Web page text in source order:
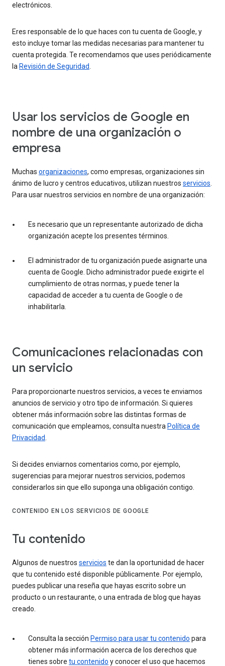
electrónicos.
Eres responsable de lo que haces con tu cuenta de Google, y
esto incluye tomar las medidas necesarias para mantener tu
cuenta protegida. Te recomendamos que uses periódicamente
la Revisión de Seguridad
Usar los servicios de Google en
nombre de una organización o
empresa
Muchas organizaciones, como empresas, organizaciones sin
ánimo de lucro y centros educativos, utilizan nuestros servicios
Para usar nuestros servicios en nombre de una organización:
Es necesario que un representante autorizado de dicha
organización acepte los presentes términos.
El administrador de tu organización puede asignarte una
cuenta de Google. Dicho administrador puede exigirte el
cumplimiento de otras normas, y puede tener la
capacidad de acceder a tu cuenta de Google o de
inhabilitarla.
Comunicaciones relacionadas con
un servicio
Para proporcionarte nuestros servicios, a veces te enviamos
anuncios de servicio y otro tipo de información. Si quieres
obtener más información sobre las distintas formas de
comunicación que empleamos, consulta nuestra Política de
Privacidad
Si decides enviarnos comentarios como, por ejemplo,
sugerencias para mejorar nuestros servicios, podemos
considerarlos sin que ello suponga una obligación contigo.
CONTENIDO EN LOS SERVICIOS DE GOOGLE
Tu contenido
Algunos de nuestros servicios te dan la oportunidad de hacer
que tu contenido esté disponible públicamente. Por ejemplo,
puedes publicar una reseña que hayas escrito sobre un
producto o un restaurante, o una entrada de blog que hayas
creado.
Consulta la sección Permiso para usar tu contenido para
obtener más información acerca de los derechos que
tienes sobre tu contenido y conocer el uso que hacemos